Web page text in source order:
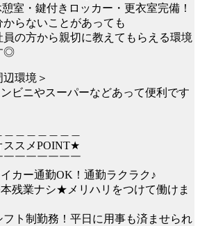
室・鍵付きロッカー・更衣室完備！
らないことがあっても
の方から親切に教えてもらえる環境
◎
辺環境＞
ビニやスーパーなどあって便利です
スメPOINT★
￣￣￣￣￣￣￣
カー通勤OK！通勤ラクラク♪
残業ナシ★メリハリをつけて働けま
ト制勤務！平日に用事も済ませられ